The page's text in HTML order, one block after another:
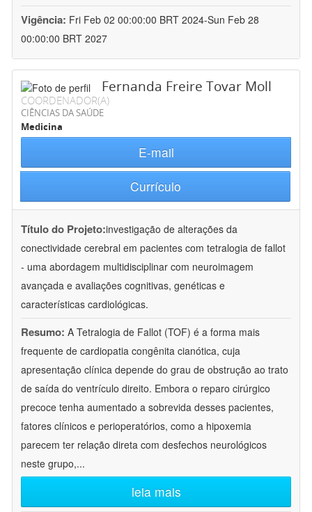
Vigência: Fri Feb 02 00:00:00 BRT 2024-Sun Feb 28
00:00:00 BRT 2027
Fernanda Freire Tovar Moll
COORDENADOR(A)
CIÊNCIAS DA SAÚDE
Medicina
E-mail
Currículo
Título do Projeto:investigação de alterações da
conectividade cerebral em pacientes com tetralogia de fallot
- uma abordagem multidisciplinar com neuroimagem
avançada e avaliações cognitivas, genéticas e
características cardiológicas.
Resumo: A Tetralogia de Fallot (TOF) é a forma mais
frequente de cardiopatia congênita cianótica, cuja
apresentação clínica depende do grau de obstrução ao trato
de saída do ventrículo direito. Embora o reparo cirúrgico
precoce tenha aumentado a sobrevida desses pacientes,
fatores clínicos e perioperatórios, como a hipoxemia
parecem ter relação direta com desfechos neurológicos
neste grupo,...
leia mais